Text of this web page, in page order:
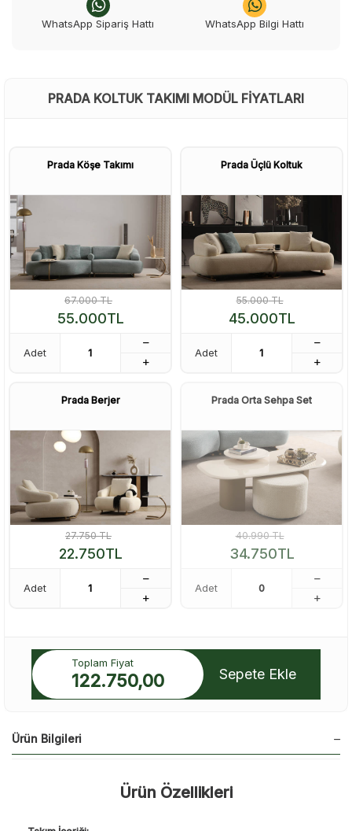
WhatsApp Sipariş Hattı WhatsApp Bilgi Hattı
PRADA KOLTUK TAKIMI MODÜL FIYATLARI
Prada Köşe Takımı
67.000TL
55.000TL
Adet
Prada Üçlü Koltuk
55.000TL
45.000TL
Adet
Prada Berjer
27.750TL
22.750TL
Adet
Prada Orta Sehpa Set
40.990TL
34.750TL
Adet
Toplam Fiyat
122.750,00 Sepete Ekle
Ürün Bilgileri
Ürün Özellikleri